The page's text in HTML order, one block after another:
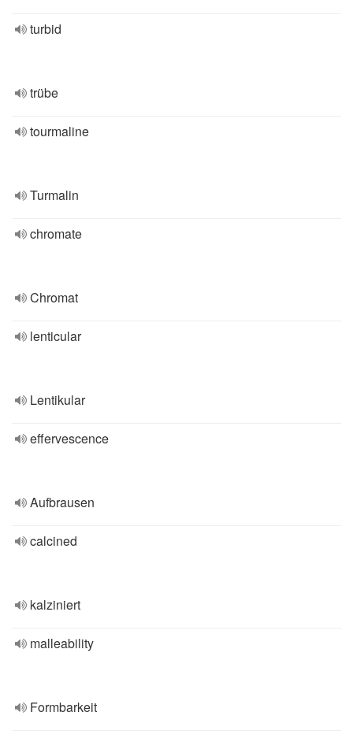
turbid
trübe
tourmaline
Turmalin
chromate
Chromat
lenticular
Lentikular
effervescence
Aufbrausen
calcined
kalziniert
malleability
Formbarkeit